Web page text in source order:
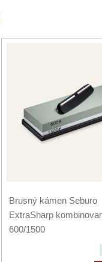
Brusný kámen Seburo
ExtraSharp
600/1500